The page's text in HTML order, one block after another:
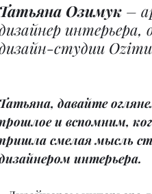
Татьяна Озимук –
интерьера,
студии
Татьяна, давайте
и вспомним,
смелая мысль
интерьера.